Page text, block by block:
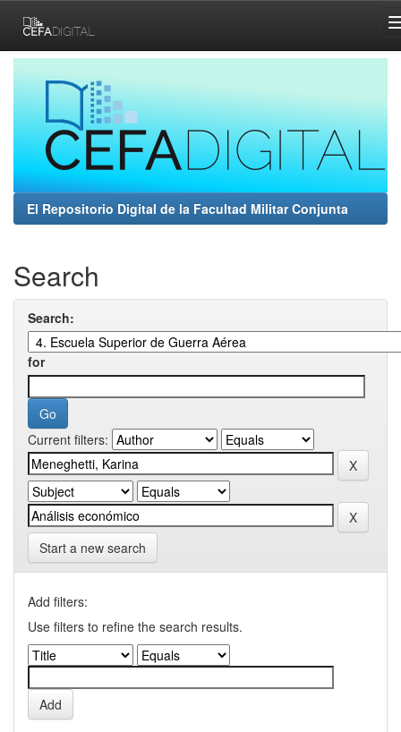
navigation
El Repositorio Digital de la Facultad Militar Conjunta
Search
Search:
for
Current filters:
Start a new search
Add filters:
Use filters to refine the search results.